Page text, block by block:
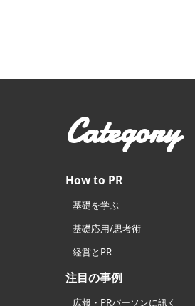
Category
How to PR
基礎を学ぶ
基礎応用/思考術
経営とPR
注目の事例
広報・PRパーソンに訊く